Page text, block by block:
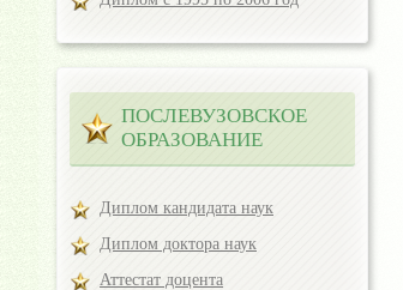
ПОСЛЕВУЗОВСКОЕ
ОБРАЗОВАНИЕ
Диплом кандидата наук
Диплом доктора наук
Аттестат доцента